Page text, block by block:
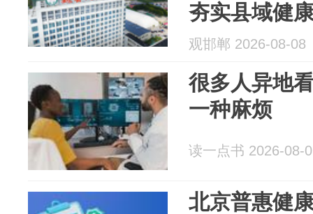
夯实县域健
观邯郸 2026-08-08
很多人异地
一种麻烦
读一点书 2026-08-
北京普惠健